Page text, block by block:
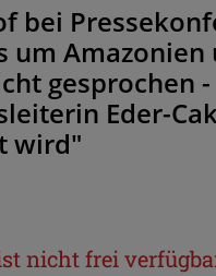
bei
um
gesprochen
Eder-
wird"
nicht frei